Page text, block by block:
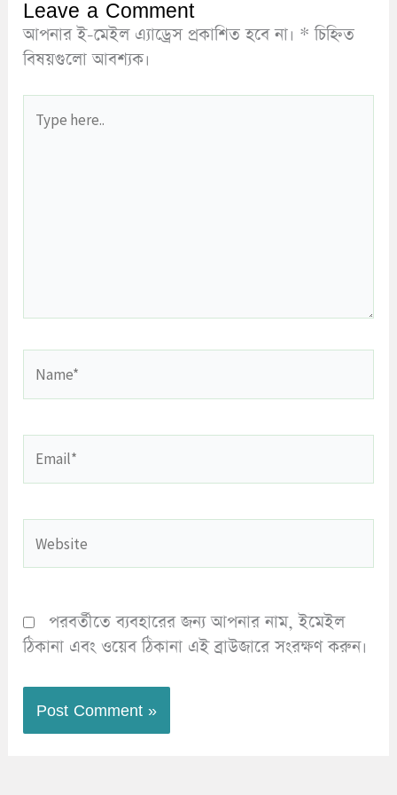
Leave a Comment
আপনার ই-মেইল এ্যাড্রেস প্রকাশিত হবে না। * চিহ্নিত
বিষয়গুলো আবশ্যক।
here..
পরবর্তীতে ব্যবহারের জন্য আপনার নাম, ইমেইল
ঠিকানা এবং ওয়েব ঠিকানা এই ব্রাউজারে সংরক্ষণ করুন।